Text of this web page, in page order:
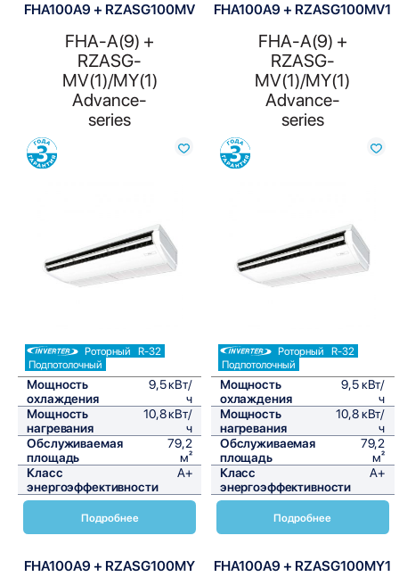
FHA100A9 + RZASG100MV
FHA-A(9) +
RZASG-
MV(1)/MY(1)
Advance-
series
Сравнить
Роторный
R-32
Подпотолочный
Мощность
охлаждения
9,5 кВт/
ч
Мощность
нагревания
10,8 кВт/
ч
Обслуживаемая
площадь
79,2
м²
Класс
энергоэффективности
A+
Подробнее
FHA100A9 + RZASG100MV1
FHA-A(9) +
RZASG-
MV(1)/MY(1)
Advance-
series
Сравнить
Роторный
R-32
Подпотолочный
Мощность
охлаждения
9,5 кВт/
ч
Мощность
нагревания
10,8 кВт/
ч
Обслуживаемая
площадь
79,2
м²
Класс
энергоэффективности
A+
Подробнее
FHA100A9 + RZASG100MY FHA100A9 + RZASG100MY1